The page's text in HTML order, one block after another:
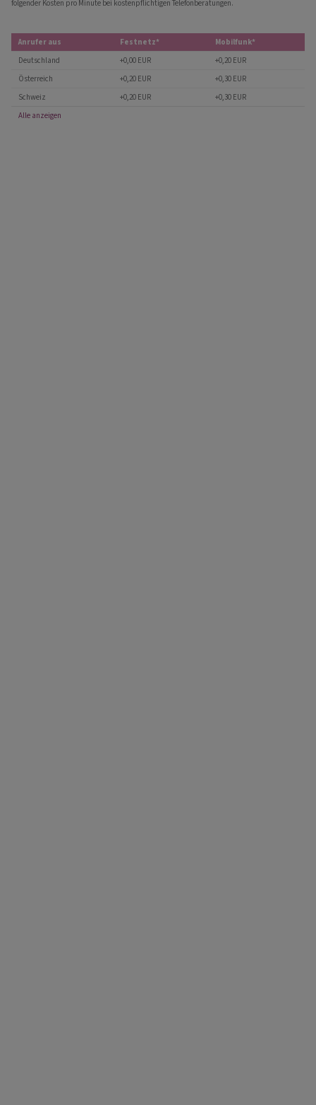
folgender Kosten pro Minute bei kostenpflichtigen Telefonberatungen.
Anrufer aus Festnetz*
Mobilfunk*
Deutschland
+0,00 EUR
+0,20 EUR
Österreich
+0,20 EUR
+0,30 EUR
Schweiz
+0,20 EUR
+0,30 EUR
Alle anzeigen